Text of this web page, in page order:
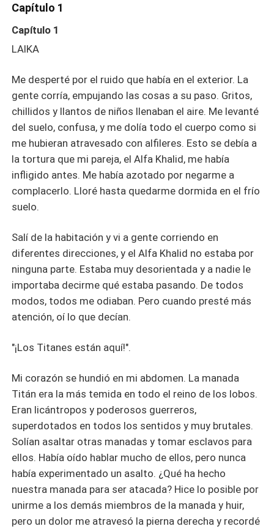
mucho. Toda mujer moriría por montarlo, pero yo, una
rechazarlo.
Capítulo 1
Capítulo 1
LAIKA
Me desperté por el ruido que había en el exterior. La
gente corría, empujando las cosas a su paso. Gritos,
chillidos y llantos de niños llenaban el aire. Me levanté
del suelo, confusa, y me dolía todo el cuerpo como si
me hubieran atravesado con alfileres. Esto se debía a
la tortura que mi pareja, el Alfa Khalid, me había
infligido antes. Me había azotado por negarme a
complacerlo. Lloré hasta quedarme dormida en el frío
suelo.
Salí de la habitación y vi a gente corriendo en
diferentes direcciones, y el Alfa Khalid no estaba por
ninguna parte. Estaba muy desorientada y a nadie le
importaba decirme qué estaba pasando. De todos
modos, todos me odiaban. Pero cuando presté más
atención, oí lo que decían.
"¡Los Titanes están aquí!".
Mi corazón se hundió en mi abdomen. La manada
Titán era la más temida en todo el reino de los lobos.
Eran licántropos y poderosos guerreros,
superdotados en todos los sentidos y muy brutales.
Solían asaltar otras manadas y tomar esclavos para
ellos. Había oído hablar mucho de ellos, pero nunca
había experimentado un asalto. ¿Qué ha hecho
nuestra manada para ser atacada? Hice lo posible por
unirme a los demás miembros de la manada y huir,
pero un dolor me atravesó la pierna derecha y recordé